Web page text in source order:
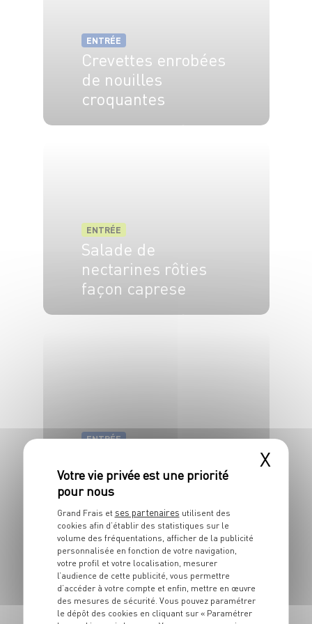
ENTRÉE
Crevettes enrobées
de nouilles
croquantes
ENTRÉE
Salade de
nectarines rôties
façon caprese
ENTRÉE
rougets
20 min 15 min
X
Grand Frais et ses partenaires utilisent des
cookies afin d’établir des statistiques sur le
volume des fréquentations, afficher de la publicité
personnalisée en fonction de votre navigation,
votre profil et votre localisation, mesurer
l’audience de cette publicité, vous permettre
d’accéder à votre compte et enfin, mettre en œuvre
des mesures de sécurité. Vous pouvez paramétrer
le dépôt des cookies en cliquant sur « Paramétrer